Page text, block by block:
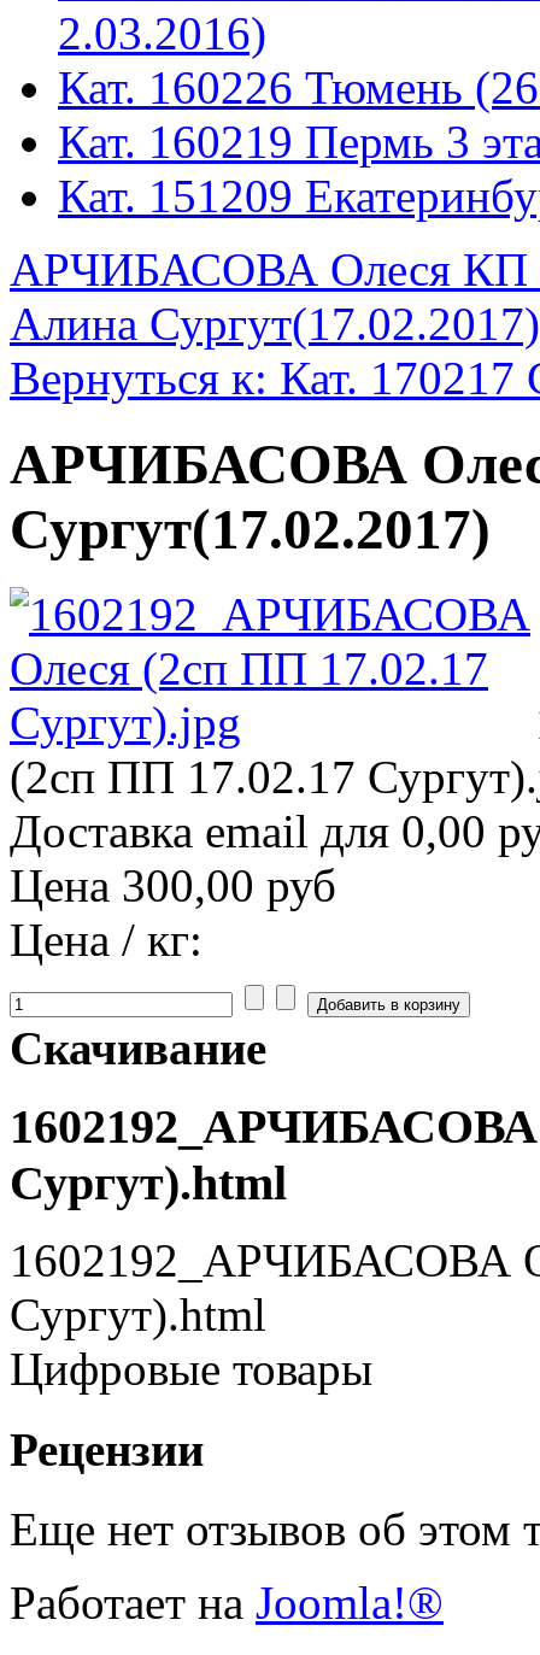
2.03.2016)
Кат. 160226 Тюмень
Кат. 160219 Пермь 3
Кат. 151209
АРЧИБАСОВА Олеся КП
Алина Сургут(17.02.2017)
Вернуться к: Кат.
АРЧИБАСОВА
Сургут(17.02.2017)
(2сп ПП 17.02.17
Доставка email для 0,00
Цена 300,00 руб
Цена / кг:
Скачивание
1602192_АРЧИБАСОВА
Сургут).html
1602192_АРЧИБАСОВА
Сургут).html
Цифровые товары
Рецензии
Еще нет отзывов об этом
Работает на Joomla!®